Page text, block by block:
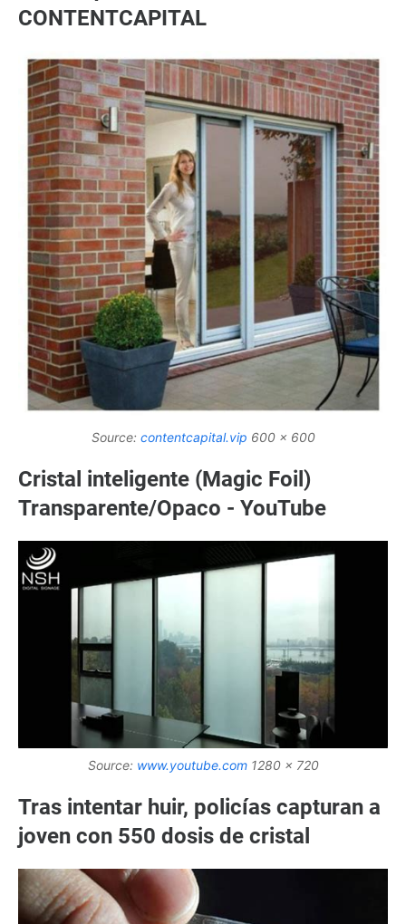
CONTENTCAPITAL
Source: contentcapital.vip 600 x 600
Cristal inteligente (Magic Foil)
Transparente/Opaco - YouTube
Source: www.youtube.com1280 x 720
Tras intentar huir, policías capturan a
joven con 550 dosis de cristal